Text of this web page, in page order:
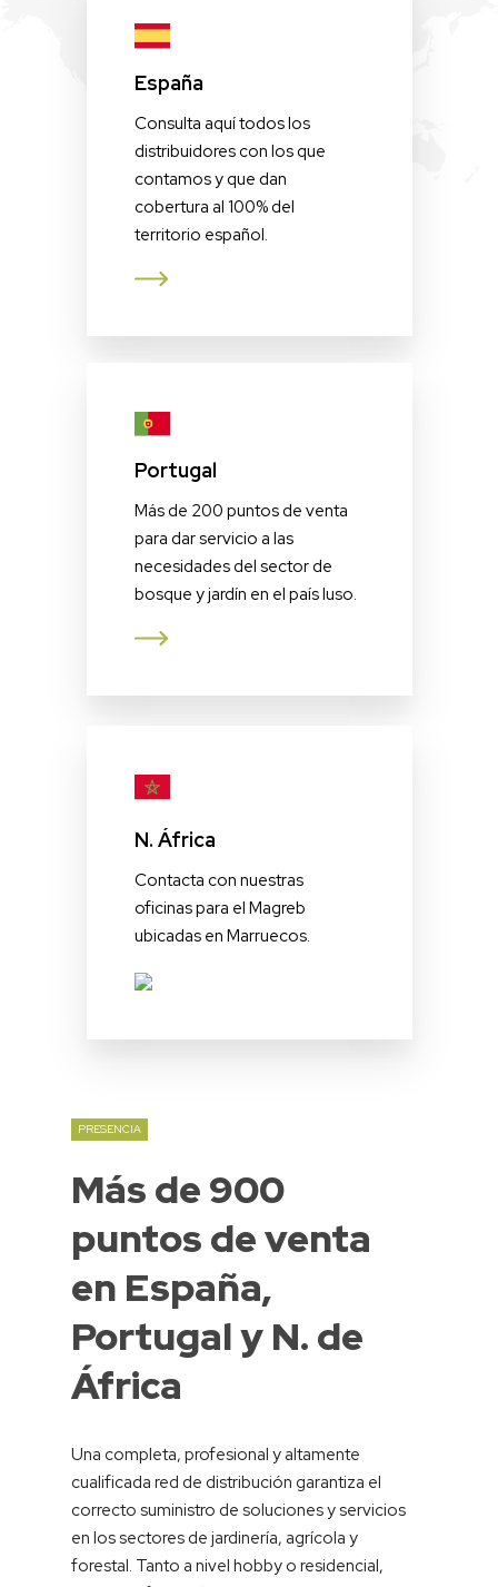
España
Consulta aquí todos los
distribuidores con los que
contamos y que dan
cobertura al 100% del
territorio español.
Portugal
Más de 200 puntos de venta
para dar servicio a las
necesidades del sector de
bosque y jardín en el país luso.
N. África
Contacta con nuestras
oficinas para el Magreb
ubicadas en Marruecos.
PRESENCIA
Más de 900
puntos deventa
en España,
Portugaly N. de
África
Una completa, profesional y altamente
cualificada red de distribución garantiza el
correcto suministro de soluciones y servicios
en los sectores de jardinería, agrícola y
forestal. Tanto a nivel hobby o residencial,